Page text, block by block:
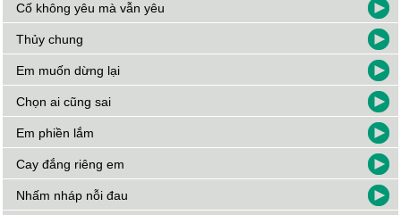
Cố không yêu mà vẫn yêu
Thủy chung
Em muốn dừng lại
Chọn ai cũng sai
Em phiền lắm
Cay đắng riêng em
Nhấm nháp nỗi đau